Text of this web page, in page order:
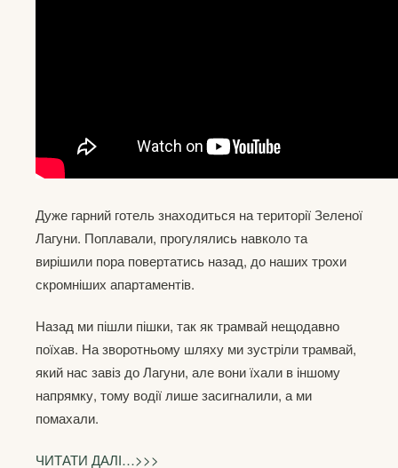
Дуже гарний готель знаходиться на території Зеленої
Лагуни. Поплавали, прогулялись навколо та
вирішили пора повертатись назад, до наших трохи
скромніших апартаментів.
Назад ми пішли пішки, так як трамвай нещодавно
поїхав. На зворотньому шляху ми зустріли трамвай,
який нас завіз до Лагуни, але вони їхали в іншому
напрямку, тому водії лише засигналили, а ми
помахали.
ЧИТАТИ ДАЛІ…>>>